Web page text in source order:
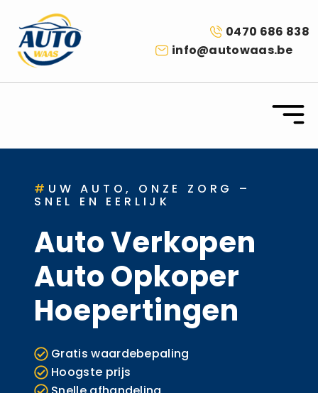
0470 686 838
info@autowaas.be
# UW AUTO, ONZE ZORG –
SNEL EN EERLIJK
Auto Verkopen
Auto Opkoper
Hoepertingen
Gratis waardebepaling
Hoogste prijs